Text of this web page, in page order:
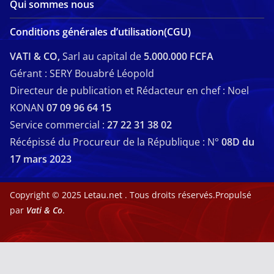
Qui sommes nous
Conditions générales d’utilisation(CGU)
VATI & CO,Sarl au capital de 5.000.000 FCFA
Gérant : SERY Bouabré Léopold
Directeur de publication et Rédacteur en chef : Noel
KONAN 07 09 96 64 15
Service commercial : 27 22 31 38 02
Récépissé du Procureur de la République : N° 08D du
17 mars 2023
Copyright © 2025 Letau.net . Tous droits réservés.Propulsé
par Vati & Co.